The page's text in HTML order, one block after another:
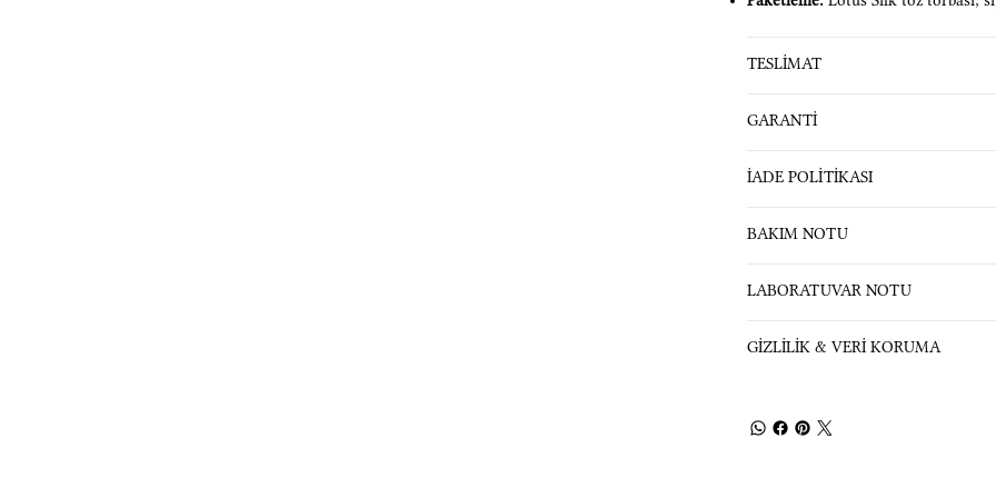
TESLİMAT
GARANTİ
İADE POLİTİKASI
BAKIM NOTU
LABORATUVAR NOTU
GİZLİLİK & VERİ KORUMA